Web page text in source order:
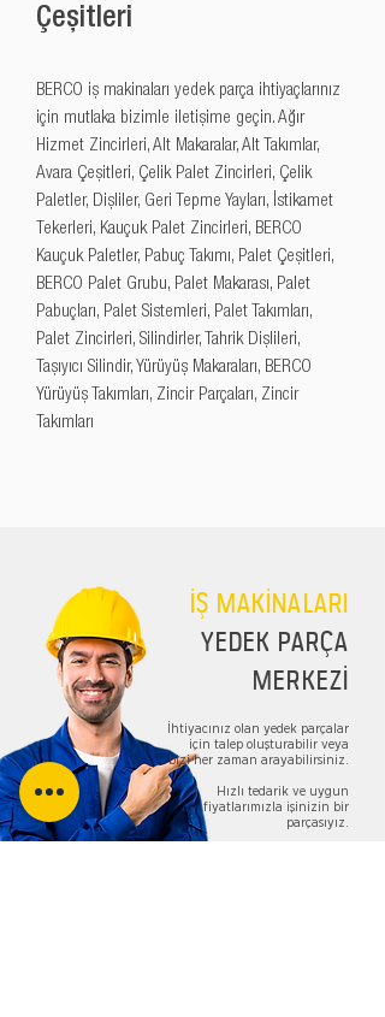
Çeşitleri
BERCO iş makinaları yedek parça ihtiyaçlarınız
için mutlaka bizimle iletişime geçin. Ağır
Hizmet Zincirleri, Alt Makaralar, Alt Takımlar,
Avara Çeşitleri, Çelik Palet Zincirleri, Çelik
Paletler, Dişliler, Geri Tepme Yayları, İstikamet
Tekerleri, Kauçuk Palet Zincirleri, BERCO
Kauçuk Paletler, Pabuç Takımı, Palet Çeşitleri,
BERCO Palet Grubu, Palet Makarası, Palet
Pabuçları, Palet Sistemleri, Palet Takımları,
Palet Zincirleri, Silindirler, Tahrik Dişlileri,
Taşıyıcı Silindir, Yürüyüş Makaraları, BERCO
Yürüyüş Takımları, Zincir Parçaları, Zincir
Takımları
İŞ MAKİNALARI
YEDEK PARÇA
MERKEZİ
İhtiyacınız olan yedek parçalar
için talep oluşturabilir veya
bizi her zaman arayabilirsiniz.
Hızlı tedarik ve uygun
fiyatlarımızla işinizin bir
parçasıyız.